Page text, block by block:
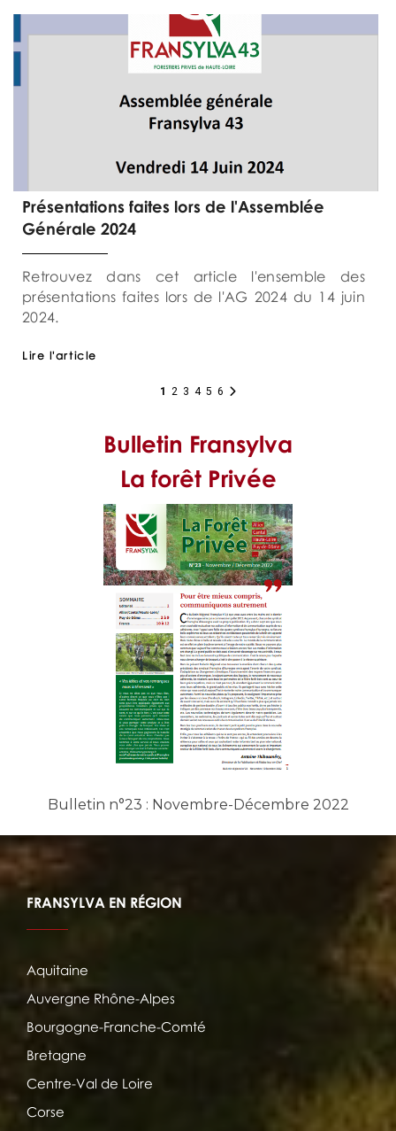
Présentations faites lors de l'Assemblée
Générale 2024
Retrouvez dans cet article l'ensemble des
présentations faites lors de l'AG 2024 du 14 juin
2024.
Lire l'article
1 2 3 4 5 6
Bulletin Fransylva
La forêt Privée
Bulletin n°23 : Novembre-Décembre 2022
FRANSYLVA EN RÉGION
Aquitaine
Auvergne Rhône-Alpes
Bourgogne-Franche-Comté
Bretagne
Centre-Val de Loire
Corse